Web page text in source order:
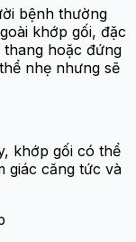
bệnh thường
khớp gối, đặc
hoặc đứng
nhẹ nhưng sẽ
khớp gối có thể
giác căng tức và